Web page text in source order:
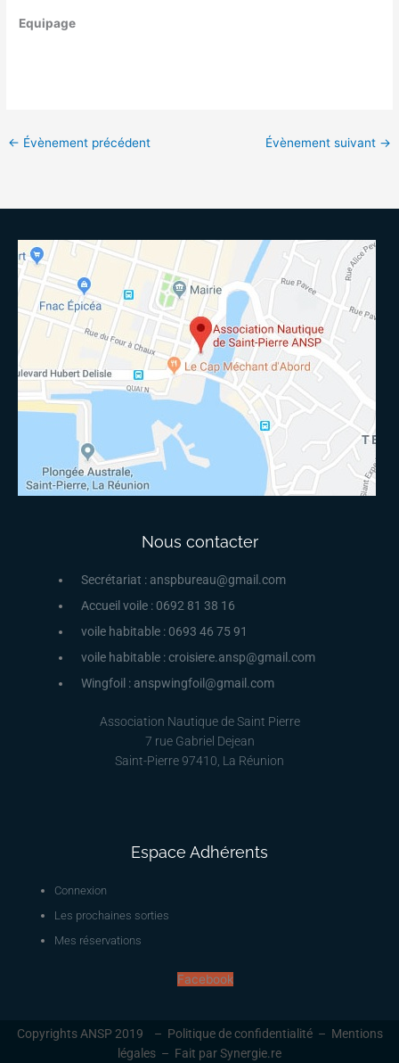
Equipage
← Évènement précédent Évènement suivant →
Nous contacter
Secrétariat : anspbureau@gmail.com
Accueil voile : 0692 81 38 16
voile habitable : 0693 46 75 91
voile habitable : croisiere.ansp@gmail.com
Wingfoil : anspwingfoil@gmail.com
Association Nautique de Saint Pierre
7 rue Gabriel Dejean
Saint-Pierre 97410, La Réunion
Espace Adhérents
Connexion
Les prochaines sorties
Mes réservations
Facebook
Copyrights ANSP 2019 – Politique de confidentialité– Mentions
légales – Fait par Synergie.re